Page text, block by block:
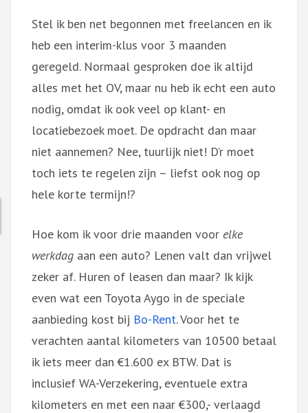
Stel ik ben net begonnen met freelancen en ik
heb een interim-klus voor 3 maanden
geregeld. Normaal gesproken doe ik altijd
alles met het OV, maar nu heb ik echt een auto
nodig, omdat ik ook veel op klant- en
locatiebezoek moet. De opdracht dan maar
niet aannemen? Nee, tuurlijk niet! D’r moet
toch iets te regelen zijn – liefst ook nog op
hele korte termijn!?
Hoe kom ik voor drie maanden voor elke
werkdag aan een auto? Lenen valt dan vrijwel
zeker af. Huren of leasen dan maar? Ik kijk
even wat een Toyota Aygo in de speciale
aanbieding kost bij Bo-Rent. Voor het te
verachten aantal kilometers van 10500 betaal
ik iets meer dan €1.600 ex BTW. Dat is
inclusief WA-Verzekering, eventuele extra
kilometers en met een naar €300,- verlaagd